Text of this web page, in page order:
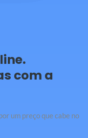
com a
um preço que cabe no